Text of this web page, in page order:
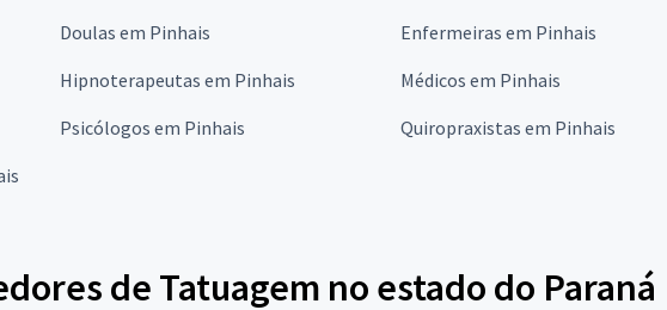
Doulas em Pinhais Enfermeiras em Pinhais
Hipnoterapeutas em Pinhais Médicos em Pinhais
Psicólogos em Pinhais Quiropraxistas em Pinhais
de Tatuagem no estado do Paraná